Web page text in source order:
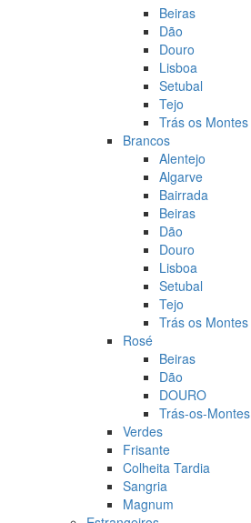
Beiras
Dão
Douro
Lisboa
Setubal
Tejo
Trás os Montes
Brancos
Alentejo
Algarve
Bairrada
Beiras
Dão
Douro
Lisboa
Setubal
Tejo
Trás os Montes
Rosé
Beiras
Dão
DOURO
Trás-os-Montes
Verdes
Frisante
Colheita Tardia
Sangria
Magnum